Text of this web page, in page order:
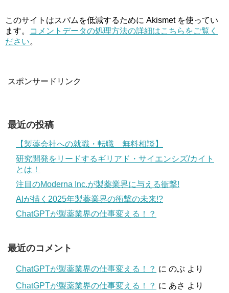
このサイトはスパムを低減するために Akismet を使ってい
ます。
コメントデータの処理方法の詳細はこちらをご覧く
ださい。
スポンサードリンク
最近の投稿
【製薬会社への就職・転職 無料相談】
研究開発をリードするギリアド・サイエンシズ/カイト
とは！
注目のModerna Inc.が製薬業界に与える衝撃!
AIが描く2025年製薬業界の衝撃の未来!?
ChatGPTが製薬業界の仕事変える！？
最近のコメント
ChatGPTが製薬業界の仕事変える！？ に のぶ より
ChatGPTが製薬業界の仕事変える！？ に あさ より